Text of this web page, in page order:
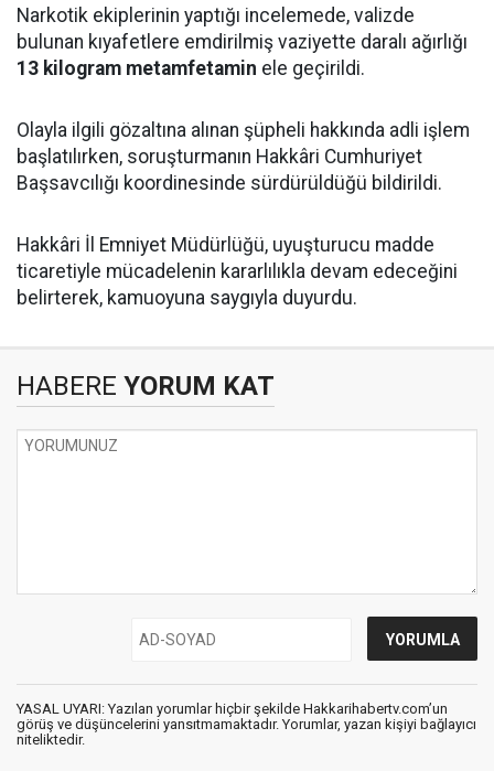
Narkotik ekiplerinin yaptığı incelemede, valizde
bulunan kıyafetlere emdirilmiş vaziyette daralı ağırlığı
13 kilogram metamfetamin ele geçirildi.
Olayla ilgili gözaltına alınan şüpheli hakkında adli işlem
başlatılırken, soruşturmanın Hakkâri Cumhuriyet
Başsavcılığı koordinesinde sürdürüldüğü bildirildi.
Hakkâri İl Emniyet Müdürlüğü, uyuşturucu madde
ticaretiyle mücadelenin kararlılıkla devam edeceğini
belirterek, kamuoyuna saygıyla duyurdu.
HABERE YORUM KAT
YASAL UYARI: Yazılan yorumlar hiçbir şekilde Hakkarihabertv.com’un
görüş ve düşüncelerini yansıtmamaktadır. Yorumlar, yazan kişiyi bağlayıcı
niteliktedir.